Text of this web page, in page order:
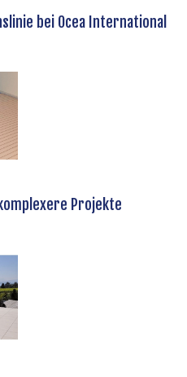
bei Ocea International
Projekte